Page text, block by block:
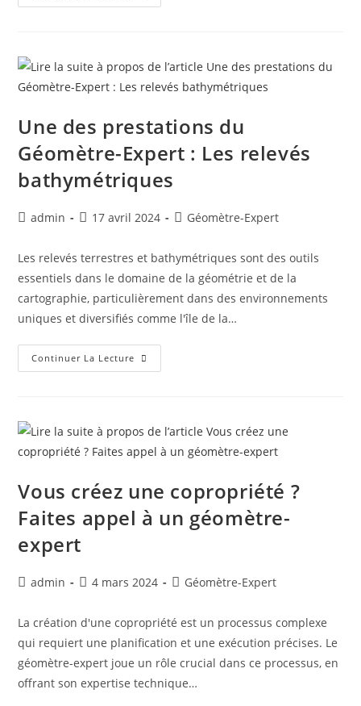
Une des prestations du
Géomètre-Expert : Les relevés
bathymétriques
admin 17 avril 2024 Géomètre-Expert
Les relevés terrestres et bathymétriques sont des outils
essentiels dans le domaine de la géométrie et de la
cartographie, particulièrement dans des environnements
uniques et diversifiés comme l'île de la…
Continuer La Lecture
Vous créez une copropriété ?
Faites appel à un géomètre-
expert
admin 4 mars 2024 Géomètre-Expert
La création d'une copropriété est un processus complexe
qui requiert une planification et une exécution précises. Le
géomètre-expert joue un rôle crucial dans ce processus, en
offrant son expertise technique…